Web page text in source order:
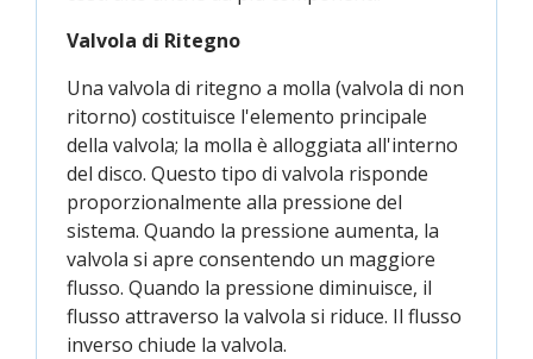
Valvola di Ritegno
Una valvola di ritegno a molla (valvola di non
ritorno) costituisce l'elemento principale
della valvola; la molla è alloggiata all'interno
del disco. Questo tipo di valvola risponde
proporzionalmente alla pressione del
sistema. Quando la pressione aumenta, la
valvola si apre consentendo un maggiore
flusso. Quando la pressione diminuisce, il
flusso attraverso la valvola si riduce. Il flusso
inverso chiude la valvola.